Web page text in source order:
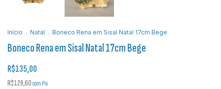
Início . Natal . Boneco Rena em Sisal Natal 17cm Bege
Boneco Rena em Sisal Natal 17cm Bege
R$135,00
R$129,60com Pix